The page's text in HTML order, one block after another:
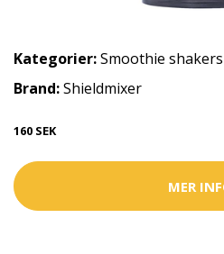
Kategorier:Smoothie shakers
Brand:Shieldmixer
160 SEK
MER